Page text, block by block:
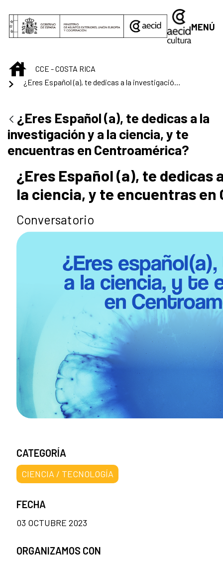
MENÚ
INICIO
CCE - COSTA RICA
¿Eres Español (a), te dedicas a la
investigación y a la ciencia, y te
encuentras en Centroamérica?
¿Eres Español (a), te dedicas
la ciencia, y te encuentras
Conversatorio
CATEGORÍA
CIENCIA / TECNOLOGÍA
FECHA
03 OCTUBRE 2023
ORGANIZAMOS CON